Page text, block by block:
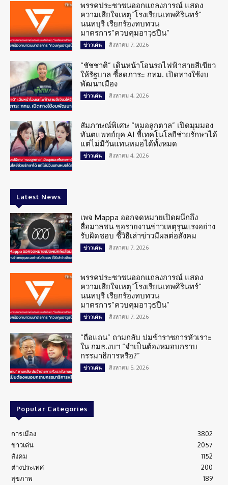
พรรคประชาชนออกแถลงการณ์ แสดง
ความเสียใจเหตุ”โรงเรียนเทพศิรินทร์”
นนทบุรี เรียกร้องทบทวน
มาตรการ”ควบคุมอาวุธปืน”
ข่าวเด่น สิงหาคม 7, 2026
“ชัชชาติ” เดินหน้าโอนรถไฟฟ้าสายสีเขียว
ให้รัฐบาล ชี้ลดภาระ กทม. เปิดทางใช้งบ
พัฒนาเมือง
ข่าวเด่น สิงหาคม 4, 2026
สัมภาษณ์พิเศษ “หมอลูกตาล” เปิดมุมมอง
ทันตแพทย์ยุค AI ชี้เทคโนโลยีช่วยรักษาได้
แต่ไม่มีวันแทนหมอได้ทั้งหมด
ข่าวเด่น สิงหาคม 4, 2026
Latest News
เพจ Mappa ออกจดหมายเปิดผนึกถึง
สื่อมวลชน ขอรายงานข่าวเหตุรุนแรงอย่าง
รับผิดชอบ ชี้วิธีเล่าข่าวมีผลต่อสังคม
ข่าวเด่น สิงหาคม 7, 2026
พรรคประชาชนออกแถลงการณ์ แสดง
ความเสียใจเหตุ”โรงเรียนเทพศิรินทร์”
นนทบุรี เรียกร้องทบทวน
มาตรการ”ควบคุมอาวุธปืน”
ข่าวเด่น สิงหาคม 7, 2026
“ถือแถน” ถามกลับ ปมข้าราชการหัวเราะ
ใน กมธ.งบฯ “จำเป็นต้องหมอบกราบ
กรรมาธิการหรือ?”
ข่าวเด่น สิงหาคม 5, 2026
Popular Categories
การเมือง
3802
ข่าวเด่น
2057
สังคม
1152
ต่างประเทศ
200
สุขภาพ
189